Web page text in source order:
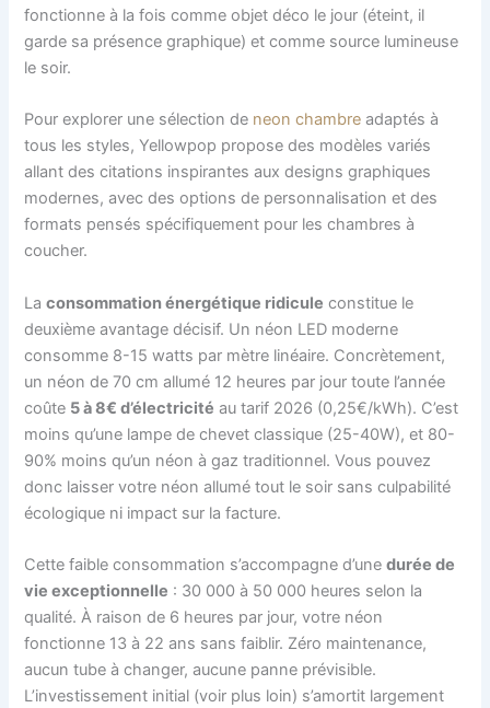
fonctionne à la fois comme objet déco le jour (éteint, il
garde sa présence graphique) et comme source lumineuse
le soir.
Pour explorer une sélection de neon chambre adaptés à
tous les styles, Yellowpop propose des modèles variés
allant des citations inspirantes aux designs graphiques
modernes, avec des options de personnalisation et des
formats pensés spécifiquement pour les chambres à
coucher.
Laconsommation énergétique ridicule constitue le
deuxième avantage décisif. Un néon LED moderne
consomme 8-15 watts par mètre linéaire. Concrètement,
un néon de 70 cm allumé 12 heures par jour toute l’année
coûte 5 à 8€ d’électricité au tarif 2026 (0,25€/kWh). C’est
moins qu’une lampe de chevet classique (25-40W), et 80-
90% moins qu’un néon à gaz traditionnel. Vous pouvez
donc laisser votre néon allumé tout le soir sans culpabilité
écologique ni impact sur la facture.
Cette faible consommation s’accompagne d’unedurée de
vie exceptionnelle : 30 000 à 50 000 heures selon la
qualité. À raison de 6 heures par jour, votre néon
fonctionne 13 à 22 ans sans faiblir. Zéro maintenance,
aucun tube à changer, aucune panne prévisible.
L’investissement initial (voir plus loin) s’amortit largement